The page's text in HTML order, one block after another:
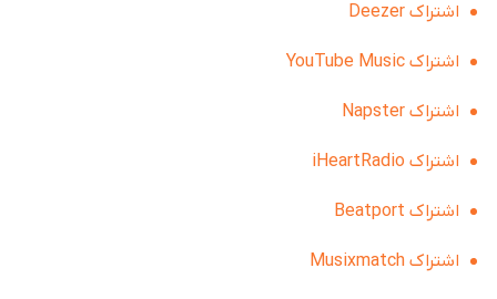
اشتراک Deezer
اشتراک YouTube Music
اشتراک Napster
اشتراک iHeartRadio
اشتراک Beatport
اشتراک Musixmatch